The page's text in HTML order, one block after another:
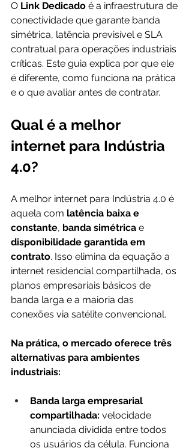
O Link Dedicado é a infraestrutura de
conectividade que garante banda
simétrica, latência previsível e SLA
contratual para operações industriais
críticas. Este guia explica por que ele
é diferente, como funciona na prática
e o que avaliar antes de contratar.
Qual é a melhor
internet para Indústria
4.0?
A melhor internet para Indústria 4.0 é
aquela com latência baixa e
constante, banda simétrica e
disponibilidade garantida em
contrato. Isso elimina da equação a
internet residencial compartilhada, os
planos empresariais básicos de
banda larga e a maioria das
conexões via satélite convencional.
Na prática, o mercado oferece três
alternativas para ambientes
industriais:
Banda larga empresarial
compartilhada: velocidade
anunciada dividida entre todos
os usuários da célula. Funciona